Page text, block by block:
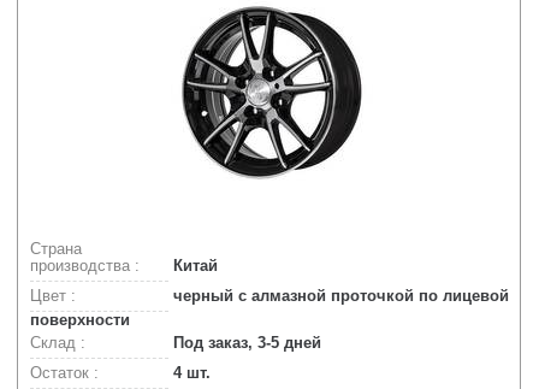
Страна
производства :
Китай
Цвет :
черный с алмазной проточкой по лицевой
поверхности
Склад :
Под заказ, 3-5 дней
Остаток :
4 шт.